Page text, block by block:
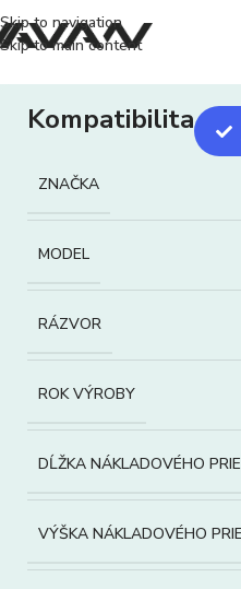
Skip to navigation
Skip to main content
Kompatibilita
ZNAČKA
MODEL
RÁZVOR
ROK VÝROBY
DĹŽKA NÁKLADOVÉHO
VÝŠKA NÁKLADOVÉHO